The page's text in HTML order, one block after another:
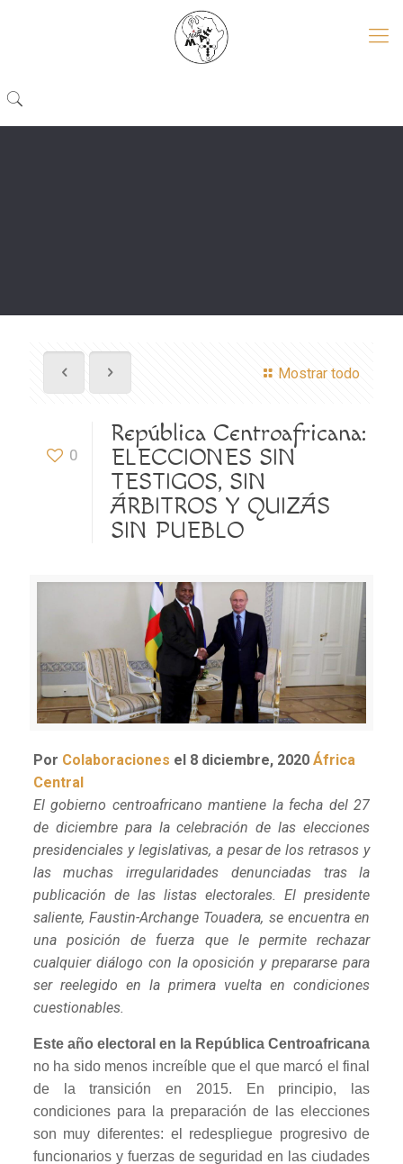
Mostrar todo
0
República Centroafricana:
ELECCIONES SIN
TESTIGOS, SIN
ÁRBITROS Y QUIZÁS
SIN PUEBLO
Por Colaboraciones el 8 diciembre, 2020 África
Central
El gobierno centroafricano mantiene la fecha del 27
de diciembre para la celebración de las elecciones
presidenciales y legislativas, a pesar de los retrasos y
las muchas irregularidades denunciadas tras la
publicación de las listas electorales. El presidente
saliente, Faustin-Archange Touadera, se encuentra en
una posición de fuerza que le permite rechazar
cualquier diálogo con la oposición y prepararse para
ser reelegido en la primera vuelta en condiciones
cuestionables.
Este año electoral en la República Centroafricana
no ha sido menos increíble que el que marcó el final
de la transición en 2015. En principio, las
condiciones para la preparación de las elecciones
son muy diferentes: el redespliegue progresivo de
funcionarios y fuerzas de seguridad en las ciudades